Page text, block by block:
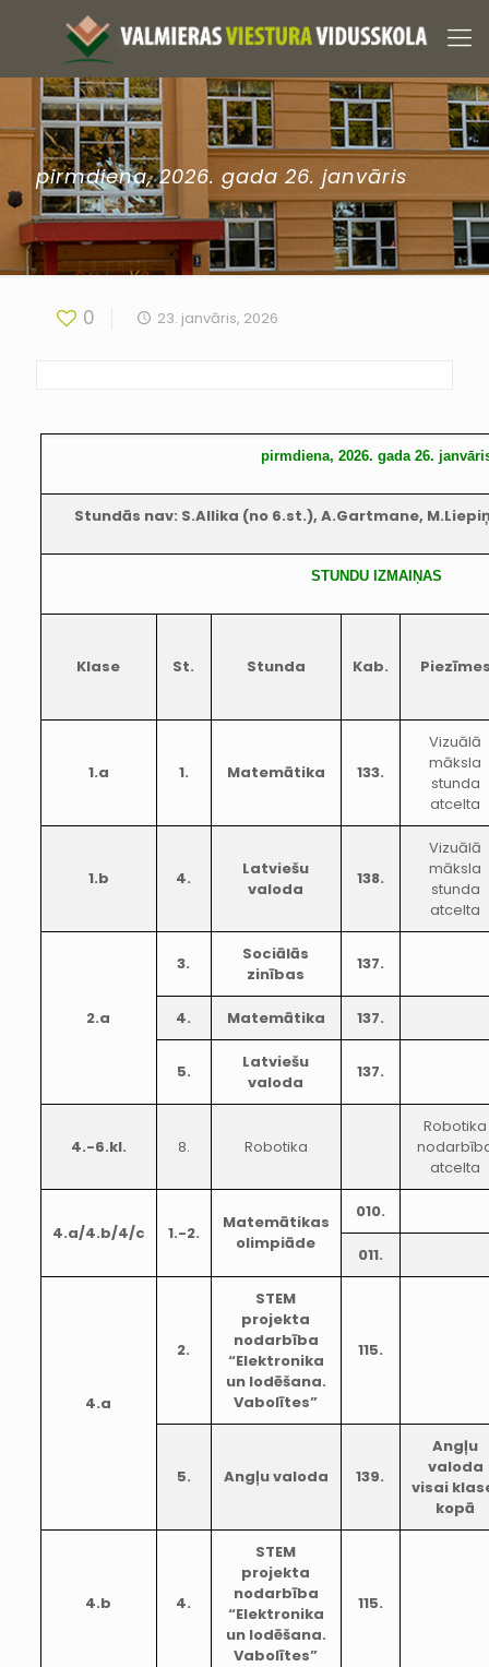
pirmdiena, 2026. gada 26. janvāris
0 23. janvāris, 2026
pirmdiena, 2026. gada 26.
Stundās nav: S.Allika (no 6.st.), A.Gartmane,
STUNDU IZMAIŅAS
Klase St. Stunda Kab.
1.a 1. Matemātika 133.
Vizuālā
māksla
stunda
atcelta
1.b 4.
Latviešu
valoda
138.
Vizuālā
māksla
stunda
atcelta
2.a
3.
Sociālās
zinības
137.
4. Matemātika 137.
5.
Latviešu
valoda
137.
4.-6.kl. 8. Robotika
Robotika
atcelta
4.a/4.b/4/c 1.-2.
Matemātikas
olimpiāde
010.
011.
4.a
2.
STEM
projekta
nodarbība
“Elektronika
un lodēšana.
Vabolītes”
115.
5. Angļu valoda 139.
Angļu
valoda
visai
kopā
4.b 4.
STEM
projekta
nodarbība
“Elektronika
un lodēšana.
Vabolītes”
115.